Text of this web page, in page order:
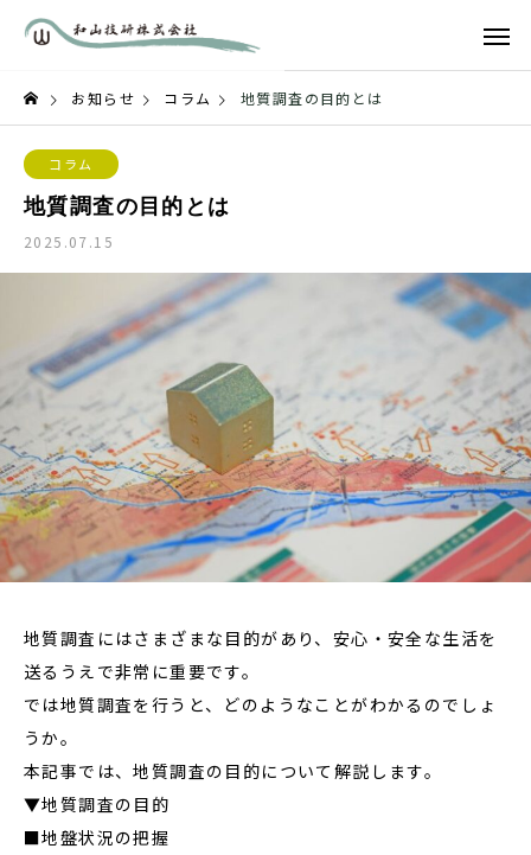
お知らせ コラム 地質調査の目的とは
コラム
地質調査の目的とは
2025.07.15
地質調査にはさまざまな目的があり、安心・安全な生活を
送るうえで非常に重要です。
では地質調査を行うと、どのようなことがわかるのでしょ
うか。
本記事では、地質調査の目的について解説します。
▼地質調査の目的
■地盤状況の把握